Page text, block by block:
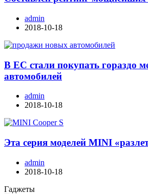
admin
2018-10-18
В ЕС стали покупать гораздо
автомобилей
admin
2018-10-18
Эта серия моделей MINI
admin
2018-10-18
Гаджеты